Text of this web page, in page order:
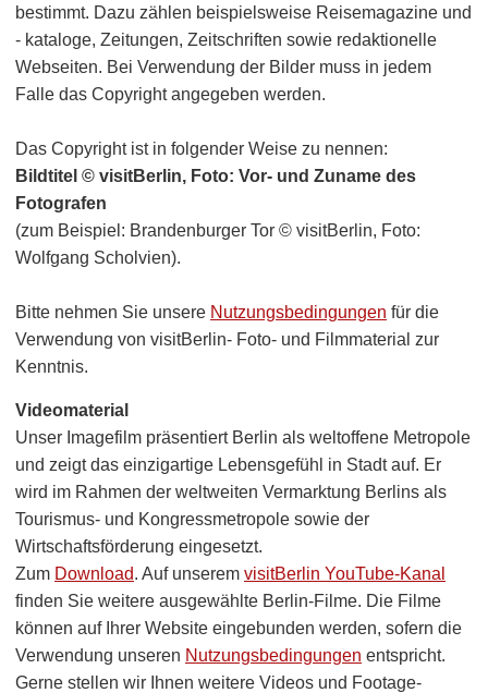
bestimmt. Dazu zählen beispielsweise Reisemagazine und
- kataloge, Zeitungen, Zeitschriften sowie redaktionelle
Webseiten. Bei Verwendung der Bilder muss in jedem
Falle das Copyright angegeben werden.
Das Copyright ist in folgender Weise zu nennen:
Bildtitel © visitBerlin, Foto: Vor- und Zuname des
Fotografen
(zum Beispiel: Brandenburger Tor © visitBerlin, Foto:
Wolfgang Scholvien).
Bitte nehmen Sie unsere Nutzungsbedingungen für die
Verwendung von visitBerlin- Foto- und Filmmaterial zur
Kenntnis.
Videomaterial
Unser Imagefilm präsentiert Berlin als weltoffene Metropole
und zeigt das einzigartige Lebensgefühl in Stadt auf. Er
wird im Rahmen der weltweiten Vermarktung Berlins als
Tourismus- und Kongressmetropole sowie der
Wirtschaftsförderung eingesetzt.
Zum Download. Auf unserem visitBerlin YouTube-Kanal
finden Sie weitere ausgewählte Berlin-Filme. Die Filme
können auf Ihrer Website eingebunden werden, sofern die
Verwendung unseren Nutzungsbedingungen entspricht.
Gerne stellen wir Ihnen weitere Videos und Footage-